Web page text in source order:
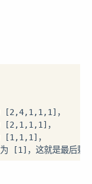
[2,4,1,1,1]，
[2,1,1,1]，
[1,1,1]，
[1]，这就是最后剩